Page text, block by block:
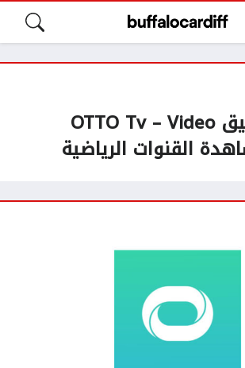
مراجعة تطبيق OTTO Tv – Video